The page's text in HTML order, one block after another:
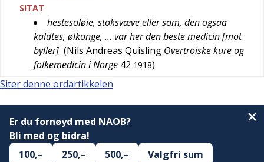
SITAT
hestesoløie, stoksvæve eller som, den ogsaa
kaldtes, ølkonge, … var her den beste medicin [mot
byller] (Nils Andreas Quisling Overtroiske kure og
folkemedicin i Norge 42 1918)
Siter denne ordartikkelen
Er du fornøyd med NAOB?
Bli med og bidra!
100,–
250,– 500,– Valgfri sum